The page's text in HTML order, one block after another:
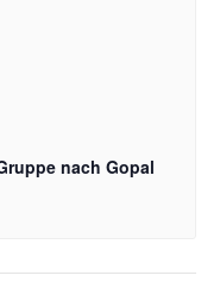
nach Gopal